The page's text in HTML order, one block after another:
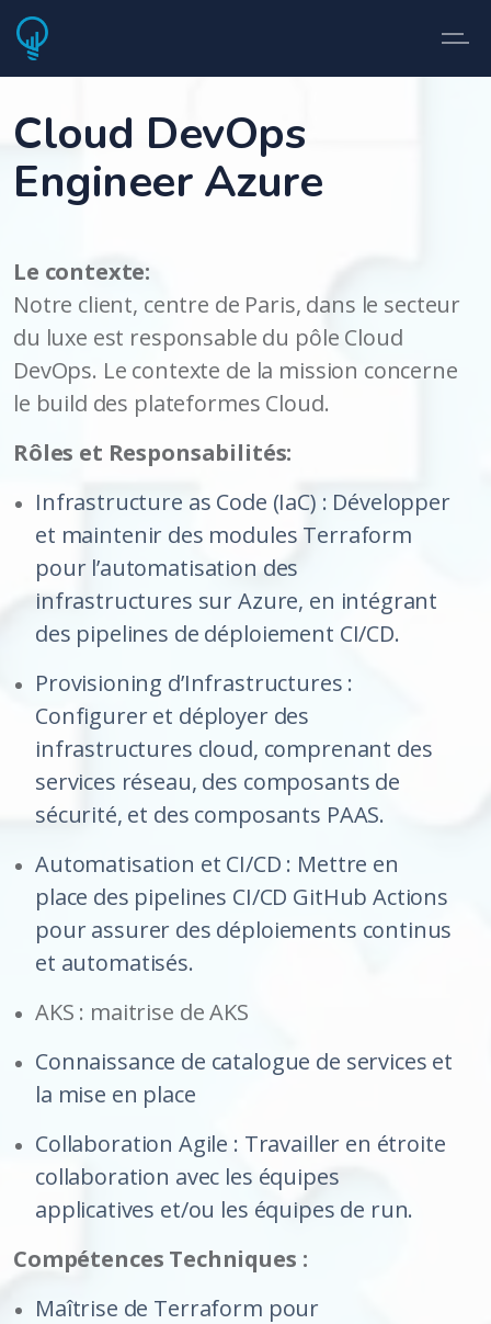
Cloud DevOps
Engineer Azure
Le contexte:
Notre client, centre de Paris, dans le secteur
du luxe est responsable du pôle Cloud
DevOps. Le contexte de la mission concerne
le build des plateformes Cloud.
Rôles et Responsabilités:
Infrastructure as Code (IaC) : Développer
et maintenir des modules Terraform
pour l’automatisation des
infrastructures sur Azure, en intégrant
des pipelines de déploiement CI/CD.
Provisioning d’Infrastructures :
Configurer et déployer des
infrastructures cloud, comprenant des
services réseau, des composants de
sécurité, et des composants PAAS.
Automatisation et CI/CD : Mettre en
place des pipelines CI/CD GitHub Actions
pour assurer des déploiements continus
et automatisés.
AKS : maitrise de AKS
Connaissance de catalogue de services et
la mise en place
Collaboration Agile : Travailler en étroite
collaboration avec les équipes
applicatives et/ou les équipes de run.
Compétences Techniques :
Maîtrise de Terraform pour